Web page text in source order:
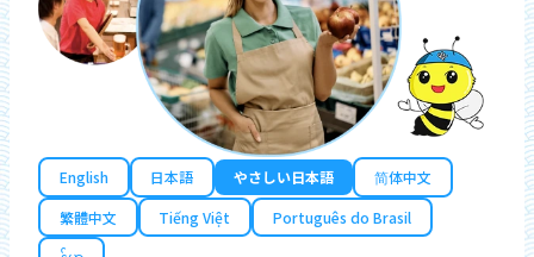
English 日本語 やさしい日本語
简体中文
繁體中文
Tiếng Việt
Português do Brasil